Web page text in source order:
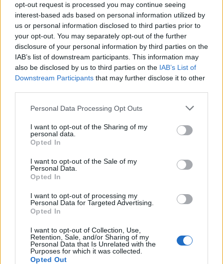
opt-out request is processed you may continue seeing
interest-based ads based on personal information utilized by
us or personal information disclosed to third parties prior to
your opt-out. You may separately opt-out of the further
disclosure of your personal information by third parties on the
IAB’s list of downstream participants. This information may
also be disclosed by us to third parties on the IAB’s List of
Downstream Participants that may further disclose it to other
Personal Data Processing Opt Outs
I want to opt-out of the Sharing of my
personal data.
Opted In
I want to opt-out of the Sale of my
Personal Data.
Opted In
I want to opt-out of processing my
Personal Data for Targeted Advertising.
Opted In
I want to opt-out of Collection, Use,
Retention, Sale, and/or Sharing of my
Personal Data that Is Unrelated with the
Purposes for which it was collected.
Opted Out
ΡΟΗ ΕΙΔΗΣΕΩΝ
Κ. Χατζηδάκης: Στον κάλαθο των αχρήστων οι
αμφισβητήσεις για το καλώδιο της ηλεκτρικής
διασύνδεσης Ελλάδας-Κύπρου
Aegean: Νέο ιστορικό ρεκόρ με πάνω από 2 εκατ.
επιβάτες τον Ιούλιο
06/08/2026 - 14:00 ΤΟΥΡΙΣΜΟΣ
Τ. Θεοδωρικάκος: “Στηρίζουμε την βιομηχανία για
μια οικονομία πιο ανταγωνιστική με καλύτερους
μισθούς”
06/08/2026 - 13:46
Χρηματιστήριο: Στις 2.628,25 μονάδες ο Γενικός
Δείκτης Τιμών, με άνοδο 0,17%
06/08/2026 - 13:17